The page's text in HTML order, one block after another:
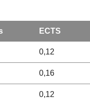
ECTS
0,12
0,16
0,12